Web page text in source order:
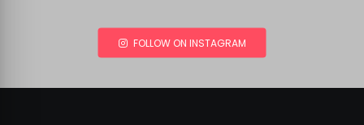
FOLLOW ON INSTAGRAM